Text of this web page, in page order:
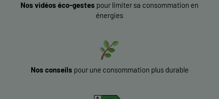
Nos vidéos éco-gestes pour limiter sa consommation en
énergies
Nos conseils pour une consommation plus durable